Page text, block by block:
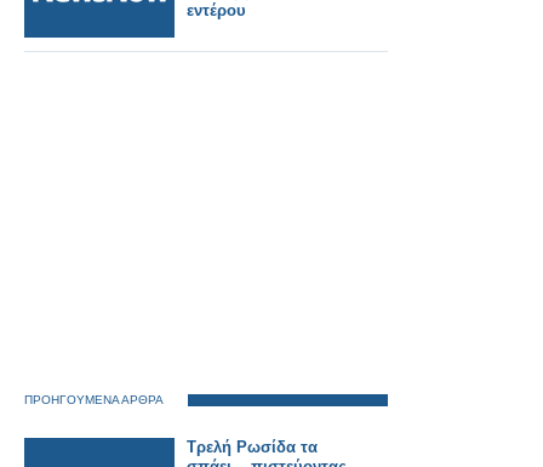
εντέρου
ΠΡΟΗΓΟΥΜΕΝΑ ΑΡΘΡΑ
Τρελή Ρωσίδα τα